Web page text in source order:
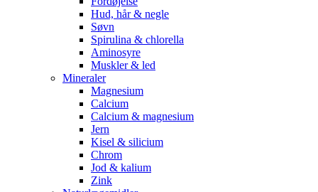
Hud, hår & negle
Søvn
Spirulina & chlorella
Aminosyre
Muskler & led
Mineraler
Magnesium
Calcium
Calcium & magnesium
Jern
Kisel & silicium
Chrom
Jod & kalium
Zink